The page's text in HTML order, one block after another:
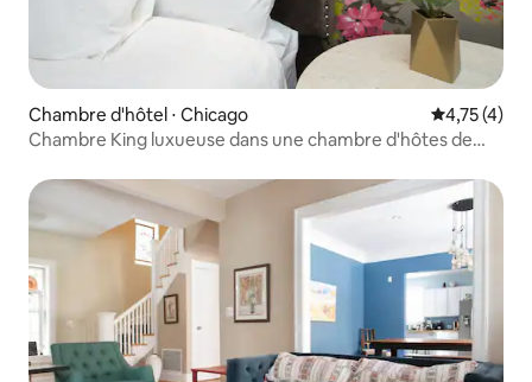
Chambre d'hôtel ⋅ Chicago Évaluation
4,75 (4)
Chambre King luxueuse dans une chambre d'hôtes de